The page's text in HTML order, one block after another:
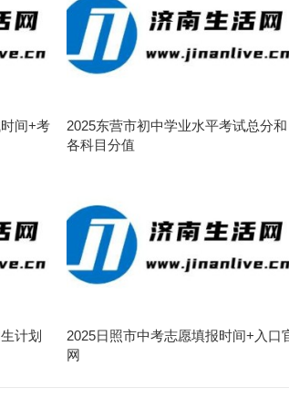
间+考
2025东营市初中学业水平考试总分和
各科目分值
计划
2025日照市中考志愿填报时间+入口
网